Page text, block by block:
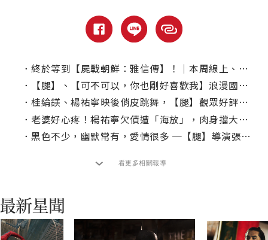
． 終於等到【屍戰朝鮮：雅信傳】！｜本周線上、電視首播推薦
．
【腿】、【可不可以，你也剛好喜歡我】浪漫國片陪你過連假！
． 桂綸鎂、楊祐寧映後俏皮跳舞，【腿】觀眾好評：忍不住哭了好幾次
． 老婆好心疼！楊祐寧欠債遭「海放」，肉身擋大龍炮連環轟炸
． 黑色不少，幽默常有，愛情很多 ─【腿】導演張耀升 專訪
看更多相關報導